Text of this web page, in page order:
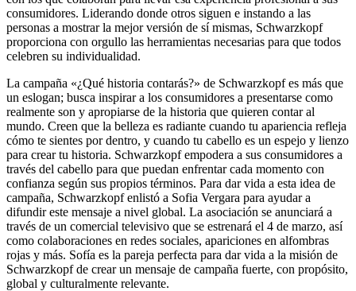
consumidores. Liderando donde otros siguen e instando a las
personas a mostrar la mejor versión de sí mismas, Schwarzkopf
proporciona con orgullo las herramientas necesarias para que todos
celebren su individualidad.
La campaña «¿Qué historia contarás?» de Schwarzkopf es más que
un eslogan; busca inspirar a los consumidores a presentarse como
realmente son y apropiarse de la historia que quieren contar al
mundo. Creen que la belleza es radiante cuando tu apariencia refleja
cómo te sientes por dentro, y cuando tu cabello es un espejo y lienzo
para crear tu historia. Schwarzkopf empodera a sus consumidores a
través del cabello para que puedan enfrentar cada momento con
confianza según sus propios términos. Para dar vida a esta idea de
campaña, Schwarzkopf enlistó a Sofia Vergara para ayudar a
difundir este mensaje a nivel global. La asociación se anunciará a
través de un comercial televisivo que se estrenará el 4 de marzo, así
como colaboraciones en redes sociales, apariciones en alfombras
rojas y más. Sofía es la pareja perfecta para dar vida a la misión de
Schwarzkopf de crear un mensaje de campaña fuerte, con propósito,
global y culturalmente relevante.